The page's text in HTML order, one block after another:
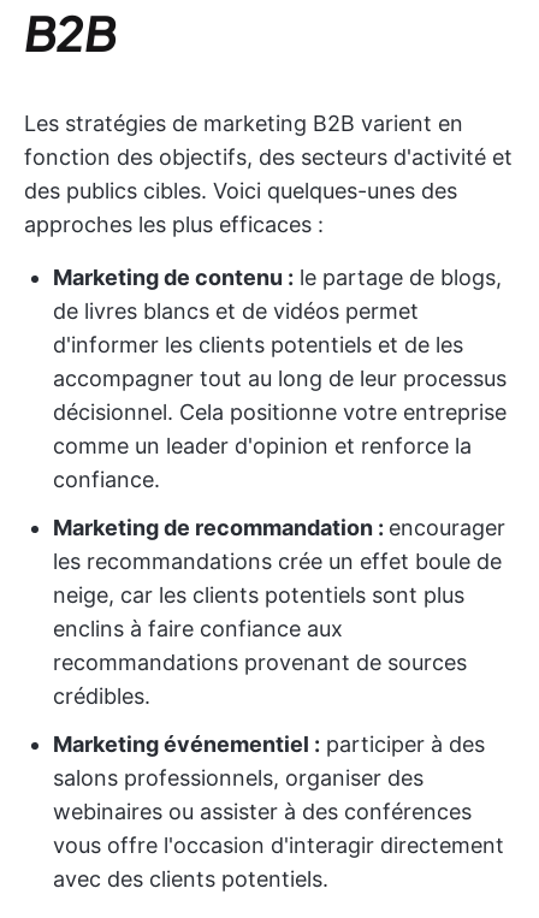
B2B
Les stratégies de marketing B2B varient en
fonction des objectifs, des secteurs d'activité et
des publics cibles. Voici quelques-unes des
approches les plus efficaces :
Marketing de contenu : le partage de blogs,
de livres blancs et de vidéos permet
d'informer les clients potentiels et de les
accompagner tout au long de leur processus
décisionnel. Cela positionne votre entreprise
comme un leader d'opinion et renforce la
confiance.
Marketing de recommandation : encourager
les recommandations crée un effet boule de
neige, car les clients potentiels sont plus
enclins à faire confiance aux
recommandations provenant de sources
crédibles.
Marketing événementiel : participer à des
salons professionnels, organiser des
webinaires ou assister à des conférences
vous offre l'occasion d'interagir directement
avec des clients potentiels.